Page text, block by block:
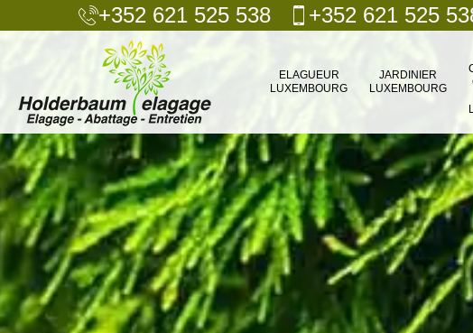
+352 621 525 538 +352 621 525
ELAGUEUR
LUXEMBOURG
JARDINIER
LUXEMBOURG